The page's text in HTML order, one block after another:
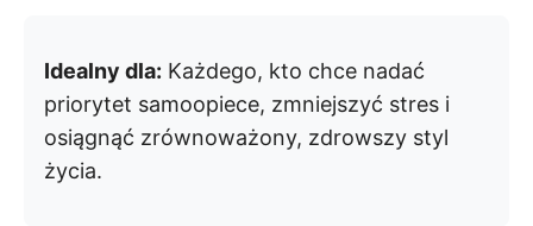
Idealny dla: Każdego, kto chce nadać
priorytet samoopiece, zmniejszyć stres i
osiągnąć zrównoważony, zdrowszy styl
życia.